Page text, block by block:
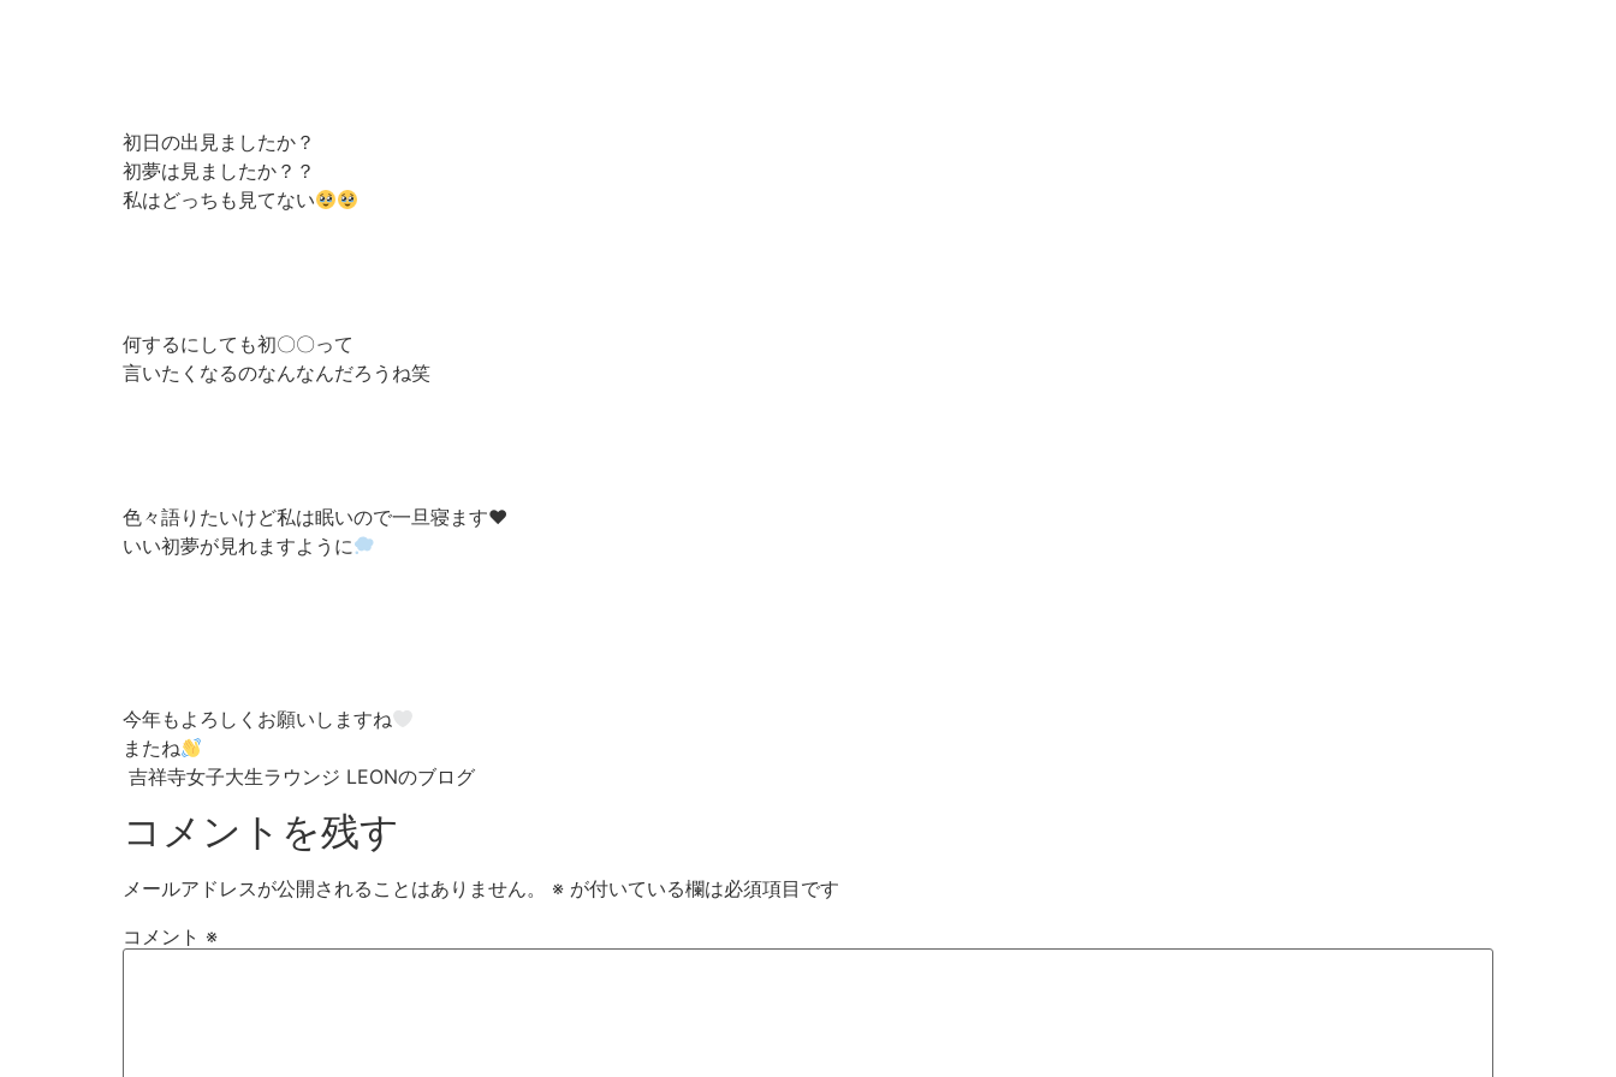
初日の出見ましたか？
初夢は見ましたか？？
私はどっちも見てない
何するにしても初〇〇って
言いたくなるのなんなんだろうね笑
色々語りたいけど私は眠いので一旦寝ます♥︎
いい初夢が見れますように
今年もよろしくお願いしますね
またね
吉祥寺女子大生ラウンジ LEONのブログ
コメントを残す
メールアドレスが公開されることはありません。 ※ が付いている欄は必須項目です
コメント ※